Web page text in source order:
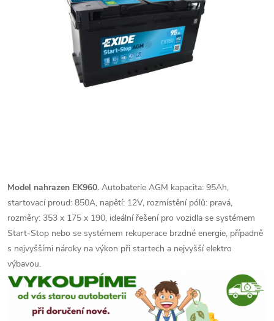
Model nahrazen EK960. Autobaterie AGM kapacita: 95Ah,
startovací proud: 850A, napětí: 12V, rozmístění pólů: pravá,
rozměry: 353 x 175 x 190, ideální řešení pro vozidla se systémem
Start-Stop nebo se systémem rekuperace brzdné energie, případně
s nejvyššími nároky na výkon při startech a nejvyšší elektro
výbavou.